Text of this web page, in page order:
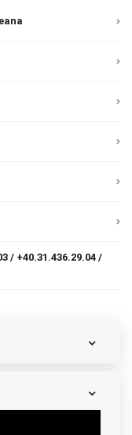
/ +40.31.436.29.04 /